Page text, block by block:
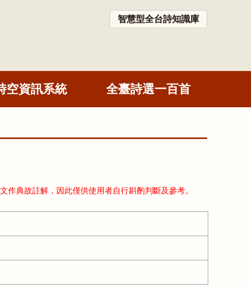
智慧型全台詩知識庫
空資訊系統 全臺詩選一百首
典故註解，因此僅供使用者自行斟酌判斷及參考。